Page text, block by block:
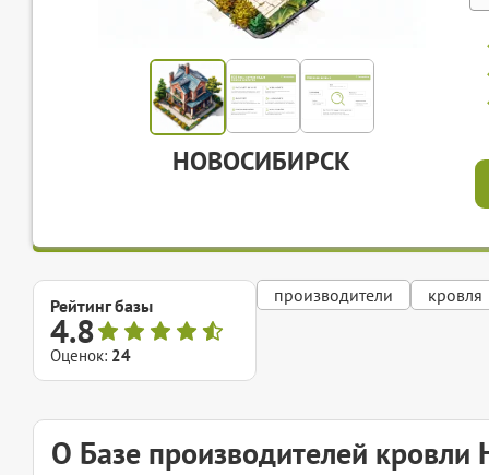
НОВОСИБИРСК
Рейтинг базы
4.8
Оценок: 24
производители кровля
О Базе производителей кровли